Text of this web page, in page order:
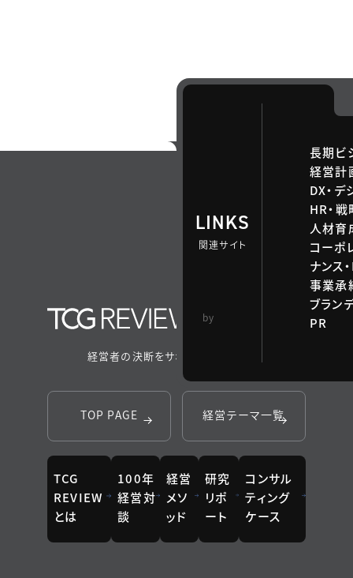
LINKS
関連サイト
長期ビ
経営計
DX・デ
HR・
人材育
コーポ
ナンス
事業承
ブラン
PR
by
経営者の決断をサポートするメディア
TOP PAGE 経営テーマ一覧
TCG
REVIEW
とは
100年
経営対
談
経営
メソ
ッド
研究
リポ
ート
コンサル
ティング
ケース